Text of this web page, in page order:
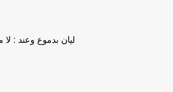
ليان بدموع وعند :